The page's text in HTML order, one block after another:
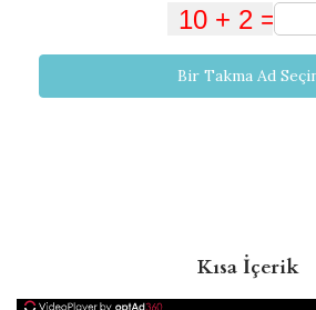
Bir Takma Ad
Kısa İçerik